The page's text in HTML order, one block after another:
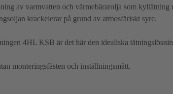
av varmvatten och värmebärarolja som kyltätning
krackelerar på grund av atmosfäriskt syre.
4HL KSB är det här den idealiska
monteringsfästen och inställningsmått.